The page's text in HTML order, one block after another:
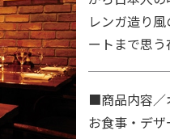
レンガ造り
ートまで思
■商品内容／
お食事・デ